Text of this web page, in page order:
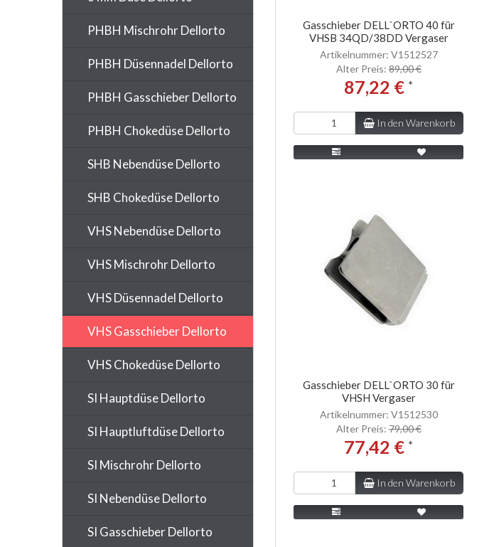
Gasschieber DELL`ORTO 40 für
VHSB 34QD/38DD Vergaser
Artikelnummer: V1512527
Alter Preis:89,00 €
87,22 € *
In den Warenkorb
Gasschieber DELL`ORTO 30 für
VHSH Vergaser
Artikelnummer: V1512530
Alter Preis:79,00 €
77,42 € *
In den Warenkorb
PHBH Mischrohr Dellorto
PHBH Düsennadel Dellorto
PHBH Gasschieber Dellorto
PHBH Chokedüse Dellorto
SHB Nebendüse Dellorto
SHB Chokedüse Dellorto
VHS Nebendüse Dellorto
VHS Mischrohr Dellorto
VHS Düsennadel Dellorto
VHS Gasschieber Dellorto
VHS Chokedüse Dellorto
SI Hauptdüse Dellorto
SI Hauptluftdüse Dellorto
SI Mischrohr Dellorto
SI Nebendüse Dellorto
SI Gasschieber Dellorto